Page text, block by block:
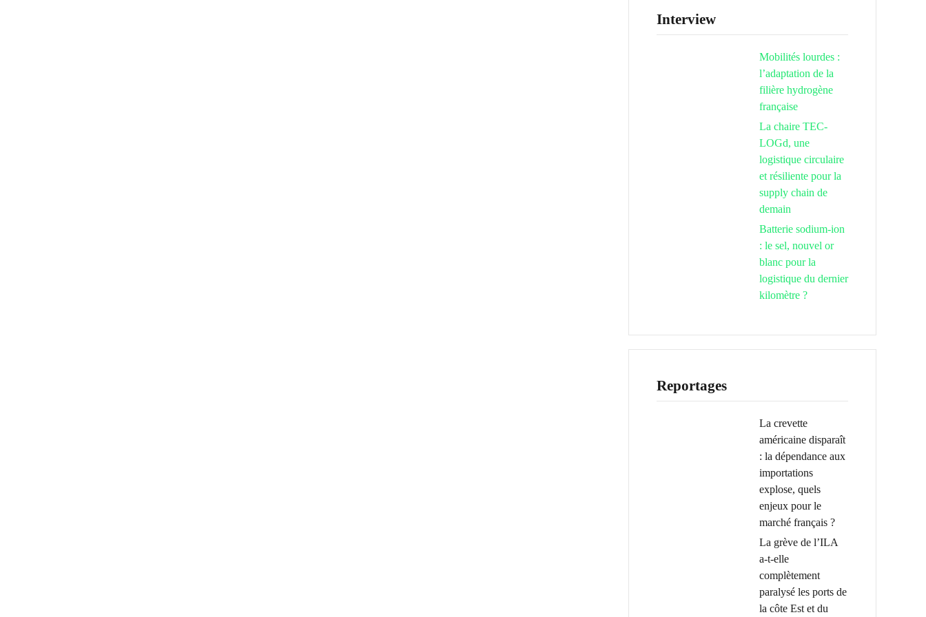
Interview
Mobilités lourdes :
l’adaptation de la
filière hydrogène
française
La chaire TEC-
LOGd, une
logistique circulaire
et résiliente pour la
supply chain de
demain
Batterie sodium-ion
: le sel, nouvel or
blanc pour la
logistique du dernier
kilomètre ?
Reportages
La crevette
américaine disparaît
: la dépendance aux
importations
explose, quels
enjeux pour le
marché français ?
La grève de l’ILA
a-t-elle
complètement
paralysé les ports de
la côte Est et du